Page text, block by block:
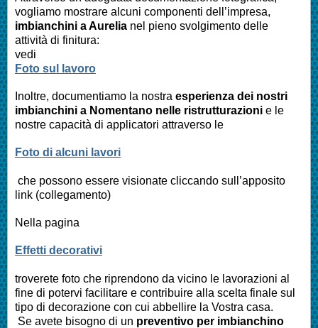
vogliamo mostrare alcuni componenti dell’impresa,
imbianchini aAurelia nel pieno svolgimento delle
attività di finitura:
vedi
Foto sul lavoro
Inoltre, documentiamo la nostra esperienza dei nostri
imbianchini a Nomentano nelle ristrutturazioni e le
nostre capacità di applicatori attraverso le
Foto di alcuni lavori
che possono essere visionate cliccando sull’apposito
link (collegamento)
Nella pagina
Effetti decorativi
troverete foto che riprendono da vicino le lavorazioni al
fine di potervi facilitare e contribuire alla scelta finale sul
tipo di decorazione con cui abbellire la Vostra casa.
Se avete bisogno di un preventivo per imbianchino